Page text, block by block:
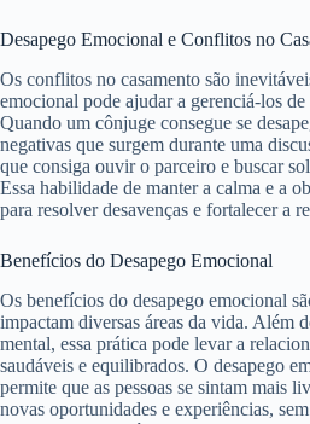
Desapego Emocional e Conflitos no
Os conflitos no casamento são
emocional pode ajudar a gerenciá-los
Quando um cônjuge consegue se
negativas que surgem durante uma
que consiga ouvir o parceiro e buscar
Essa habilidade de manter a calma e a
para resolver desavenças e fortalecer a
Benefícios do Desapego Emocional
Os benefícios do desapego emocional
impactam diversas áreas da vida. Além
mental, essa prática pode levar a
saudáveis e equilibrados. O desapego
permite que as pessoas se sintam mais
novas oportunidades e experiências,